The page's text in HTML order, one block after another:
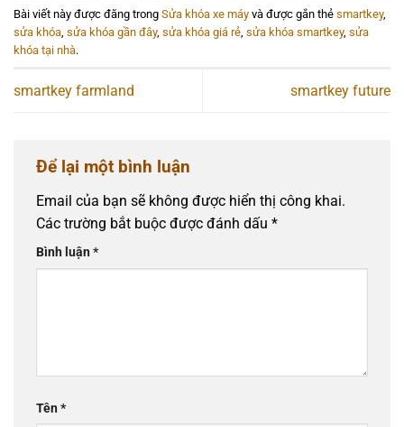
Bài viết này được đăng trong Sửa khóa xe máy và được gắn thẻ smartkey,
sửa khóa, sửa khóa gần đây, sửa khóa giá rẻ, sửa khóa smartkey, sửa
khóa tại nhà.
smartkey farmland smartkey future
Để lại một bình luận
Email của bạn sẽ không được hiển thị công khai.
Các trường bắt buộc được đánh dấu *
Bình luận*
Tên*